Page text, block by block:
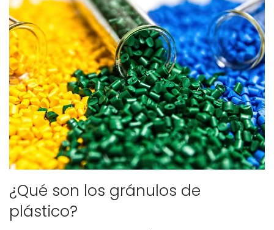
¿Qué son los gránulos de
plástico?